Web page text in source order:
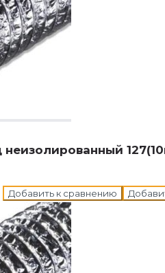
неизолированный
Добавить к сравнению